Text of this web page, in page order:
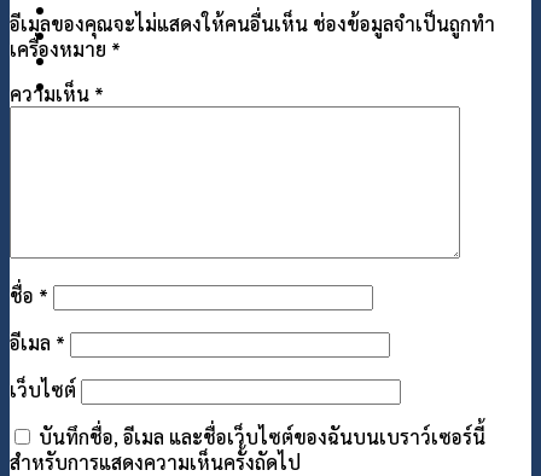
อีเมลของคุณจะไม่แสดงให้คนอื่นเห็น ช่องข้อมูลจำเป็นถูกทำ
เครื่องหมาย *
ความเห็น *
ชื่อ *
อีเมล *
เว็บไซต์
บันทึกชื่อ, อีเมล และชื่อเว็บไซต์ของฉันบนเบราว์เซอร์นี้
สำหรับการแสดงความเห็นครั้งถัดไป